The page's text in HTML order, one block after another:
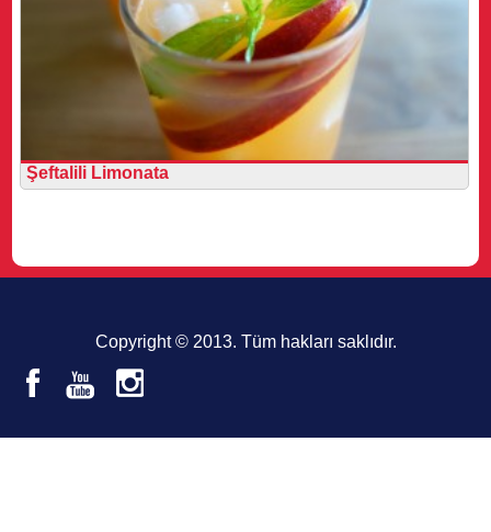
Şeftalili Limonata
Copyright © 2013. Tüm hakları saklıdır.